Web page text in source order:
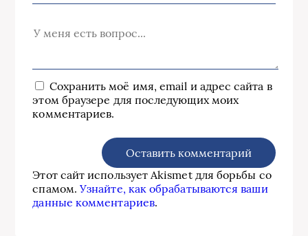
Сохранить моё имя, email и адрес сайта в
этом браузере для последующих моих
комментариев.
Этот сайт использует Akismet для борьбы со
спамом.Узнайте, как обрабатываются ваши
данные комментариев.